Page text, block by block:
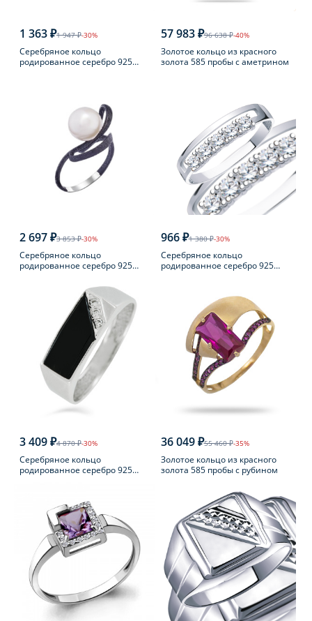
1 363 ₽1 947 ₽-30%
Серебряное кольцо
родированное серебро 925
57 983 ₽96 638 ₽-40%
Золотое кольцо из красного
золота 585 пробы с аметрином
2 697 ₽3 853 ₽-30%
Серебряное кольцо
родированное серебро 925
966 ₽1 380 ₽-30%
Серебряное кольцо
родированное серебро 925
3 409 ₽4 870 ₽-30%
Серебряное кольцо
родированное серебро 925
36 049 ₽55 460 ₽-35%
Золотое кольцо из красного
золота 585 пробы с рубином